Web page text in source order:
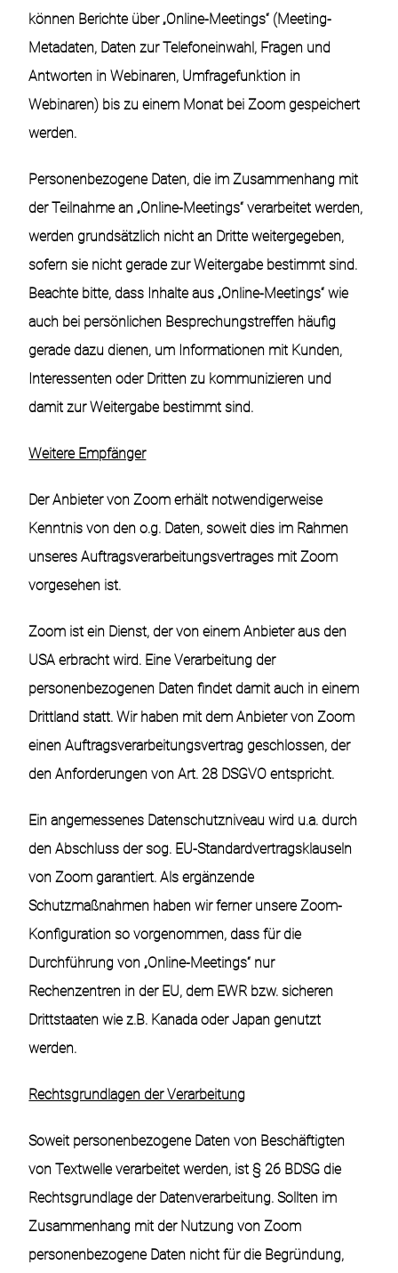
können Berichte über „Online-Meetings“ (Meeting-
Metadaten, Daten zur Telefoneinwahl, Fragen und
Antworten in Webinaren, Umfragefunktion in
Webinaren) bis zu einem Monat bei Zoom gespeichert
werden.
Personenbezogene Daten, die im Zusammenhang mit
der Teilnahme an „Online-Meetings“ verarbeitet werden,
werden grundsätzlich nicht an Dritte weitergegeben,
sofern sie nicht gerade zur Weitergabe bestimmt sind.
Beachte bitte, dass Inhalte aus „Online-Meetings“ wie
auch bei persönlichen Besprechungstreffen häufig
gerade dazu dienen, um Informationen mit Kunden,
Interessenten oder Dritten zu kommunizieren und
damit zur Weitergabe bestimmt sind.
Weitere Empfänger
Der Anbieter von Zoom erhält notwendigerweise
Kenntnis von den o.g. Daten, soweit dies im Rahmen
unseres Auftragsverarbeitungsvertrages mit Zoom
vorgesehen ist.
Zoom ist ein Dienst, der von einem Anbieter aus den
USA erbracht wird. Eine Verarbeitung der
personenbezogenen Daten findet damit auch in einem
Drittland statt. Wir haben mit dem Anbieter von Zoom
einen Auftragsverarbeitungsvertrag geschlossen, der
den Anforderungen von Art. 28 DSGVO entspricht.
Ein angemessenes Datenschutzniveau wird u.a. durch
den Abschluss der sog. EU-Standardvertragsklauseln
von Zoom garantiert. Als ergänzende
Schutzmaßnahmen haben wir ferner unsere Zoom-
Konfiguration so vorgenommen, dass für die
Durchführung von „Online-Meetings“ nur
Rechenzentren in der EU, dem EWR bzw. sicheren
Drittstaaten wie z.B. Kanada oder Japan genutzt
werden.
Rechtsgrundlagen der Verarbeitung
Soweit personenbezogene Daten von Beschäftigten
von Textwelle verarbeitet werden, ist § 26 BDSG die
Rechtsgrundlage der Datenverarbeitung. Sollten im
Zusammenhang mit der Nutzung von Zoom
personenbezogene Daten nicht für die Begründung,